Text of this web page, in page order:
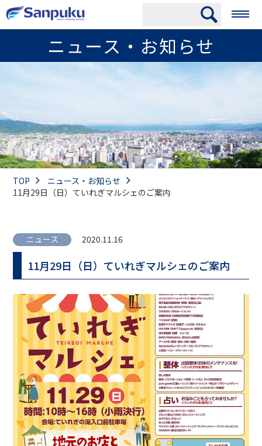
ニュース・お知らせ
TOP
ニュース・お知らせ
11月29日（日）ていれぎマルシェのご案内
ニュース 2020.11.16
11月29日（日）ていれぎマルシェのご案内